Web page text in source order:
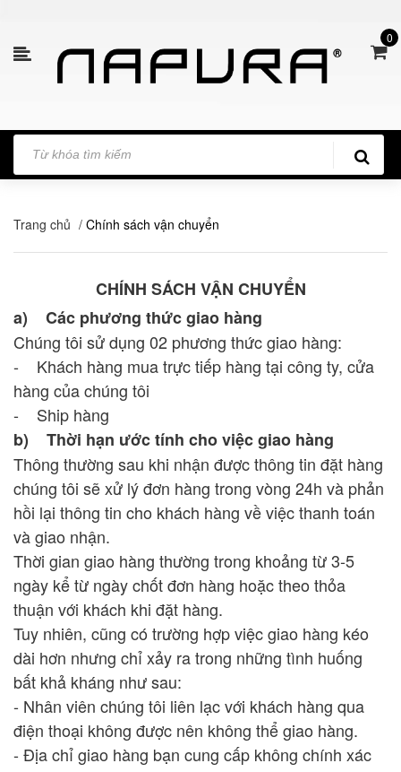
0
Trang chủ / Chính sách vận chuyển
CHÍNH SÁCH VẬN CHUYỂN
a) Các phương thức giao hàng
Chúng tôi sử dụng 02 phương thức giao hàng:
- Khách hàng mua trực tiếp hàng tại công ty, cửa
hàng của chúng tôi
- Ship hàng
b) Thời hạn ước tính cho việc giao hàng
Thông thường sau khi nhận được thông tin đặt hàng
chúng tôi sẽ xử lý đơn hàng trong vòng 24h và phản
hồi lại thông tin cho khách hàng về việc thanh toán
và giao nhận.
Thời gian giao hàng thường trong khoảng từ 3-5
ngày kể từ ngày chốt đơn hàng hoặc theo thỏa
thuận với khách khi đặt hàng.
Tuy nhiên, cũng có trường hợp việc giao hàng kéo
dài hơn nhưng chỉ xảy ra trong những tình huống
bất khả kháng như sau:
- Nhân viên chúng tôi liên lạc với khách hàng qua
điện thoại không được nên không thể giao hàng.
- Địa chỉ giao hàng bạn cung cấp không chính xác